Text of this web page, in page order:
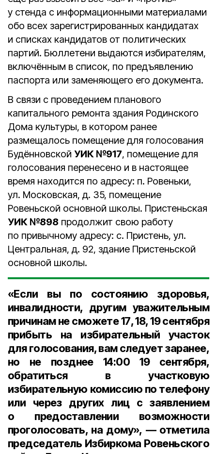
у стенда с информационными материалами
обо всех зарегистрированных кандидатах
и списках кандидатов от политических
партий. Бюллетени выдаются избирателям,
включённым в список, по предъявлению
паспорта или заменяющего его документа.
В связи с проведением планового
капитального ремонта здания Родинского
Дома культуры, в котором ранее
размещалось помещение для голосования
Будённовской УИК №917, помещение для
голосования перенесено и в настоящее
время находится по адресу: п. Ровеньки,
ул. Московская, д. 35, помещение
Ровеньской основной школы. Пристеньская
УИК №898 продолжит свою работу
по привычному адресу: с. Пристень, ул.
Центральная, д. 92, здание Пристеньской
основной школы.
«Если вы по состоянию здоровья,
инвалидности, другим уважительным
причинам не сможете17,18,19 сентября
прибыть на избирательный участок
для голосования, вам следует заранее,
но не позднее 14:00 19 сентября,
обратиться в участковую
избирательную комиссию по телефону
или через других лиц с заявлением
о предоставлении возможности
проголосовать, на дому», — отметила
председатель Избиркома Ровеньского